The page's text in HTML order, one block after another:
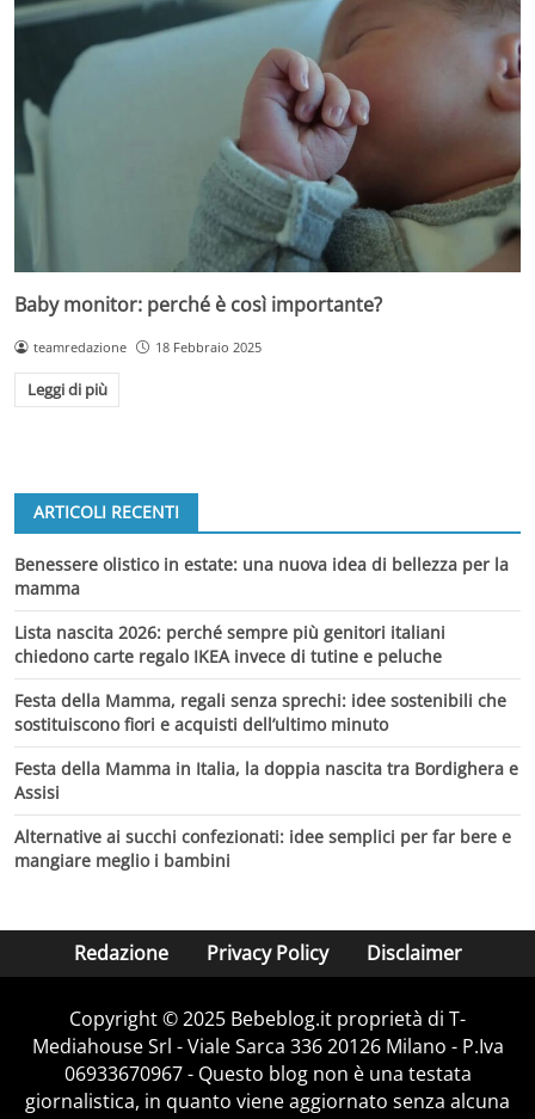
Baby monitor: perché è così importante?
teamredazione 18 Febbraio 2025
Leggi di più
ARTICOLI RECENTI
Benessere olistico in estate: una nuova idea di bellezza per la
mamma
Lista nascita 2026: perché sempre più genitori italiani
chiedono carte regalo IKEA invece di tutine e peluche
Festa della Mamma, regali senza sprechi: idee sostenibili che
sostituiscono fiori e acquisti dell’ultimo minuto
Festa della Mamma in Italia, la doppia nascita tra Bordighera e
Assisi
Alternative ai succhi confezionati: idee semplici per far bere e
mangiare meglio i bambini
Redazione Privacy Policy Disclaimer
Copyright © 2025 Bebeblog.it proprietà di T-
Mediahouse Srl - Viale Sarca 336 20126 Milano - P.Iva
06933670967 - Questo blog non è una testata
giornalistica, in quanto viene aggiornato senza alcuna